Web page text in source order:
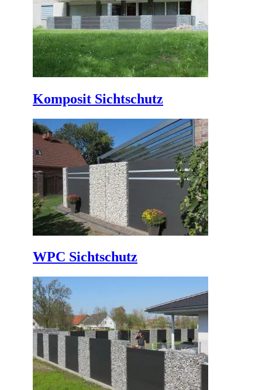
Komposit Sichtschutz
WPC Sichtschutz